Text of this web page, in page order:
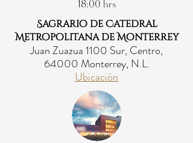
18:00 hrs
Sagrario de Catedral
Metropolitana de Monterrey
Juan Zuazua 1100 Sur, Centro,
64000 Monterrey, N.L.
Ubicación